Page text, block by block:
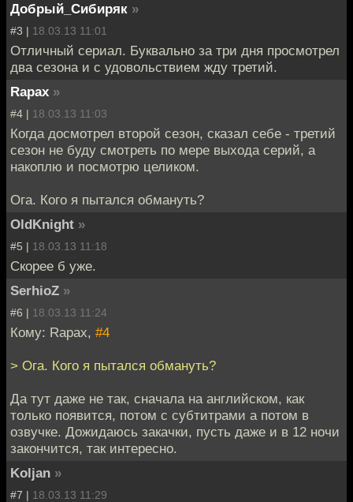
Добрый_Сибиряк »
#3 | 18.03.13 11:01
Отличный сериал. Буквально за три дня просмотрел
два сезона и с удовольствием жду третий.
Rapax »
#4 | 18.03.13 11:03
Когда досмотрел второй сезон, сказал себе - третий
сезон не буду смотреть по мере выхода серий, а
накоплю и посмотрю целиком.
Ога. Кого я пытался обмануть?
OldKnight »
#5 | 18.03.13 11:18
Скорее б уже.
SerhioZ »
#6 | 18.03.13 11:24
Кому: Rapax, #4
> Ога. Кого я пытался обмануть?
Да тут даже не так, сначала на английском, как
только появится, потом с субтитрами а потом в
озвучке. Дожидаюсь закачки, пусть даже и в 12 ночи
закончится, так интересно.
Koljan »
#7 | 18.03.13 11:29